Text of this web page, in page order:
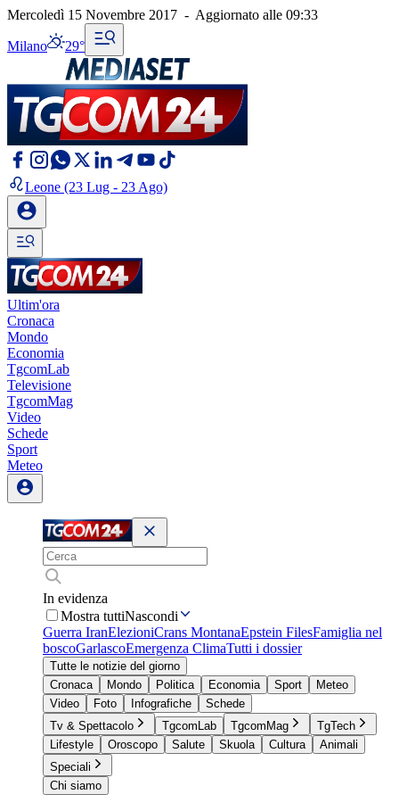
Mercoledì 15 Novembre 2017 - Aggiornato alle 09:33
Milano 29°
Leone (23 Lug - 23 Ago)
Ultim'ora
Cronaca
Mondo
Economia
TgcomLab
Televisione
TgcomMag
Video
Schede
Sport
Meteo
In evidenza
Mostra tuttiNascondi
Guerra IranElezioniCrans MontanaEpstein FilesFamiglia nel
boscoGarlascoEmergenza ClimaTutti i dossier
Tutte le notizie del giorno
Cronaca
Mondo Politica Economia Sport
Meteo
Video
Foto Infografiche
Schede
Tv & Spettacolo
TgcomLab TgcomMag
TgTech
Lifestyle
Oroscopo Salute Skuola Cultura
Animali
Speciali
Chi siamo